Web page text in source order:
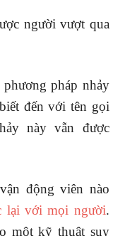
người vượt qua
pháp nhảy
đến với tên gọi
này vẫn được
động viên nào
lại với mọi người.
một kỹ thuật suy